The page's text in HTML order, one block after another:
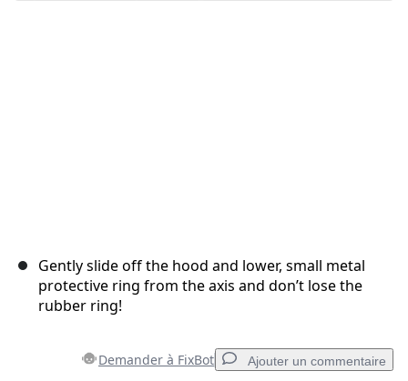
Gently slide off the hood and lower, small metal
protective ring from the axis and don’t lose the
rubber ring!
Demander à FixBot Ajouter un commentaire